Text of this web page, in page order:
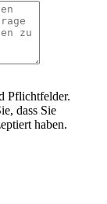
Pflichtfelder.
dass Sie
haben.